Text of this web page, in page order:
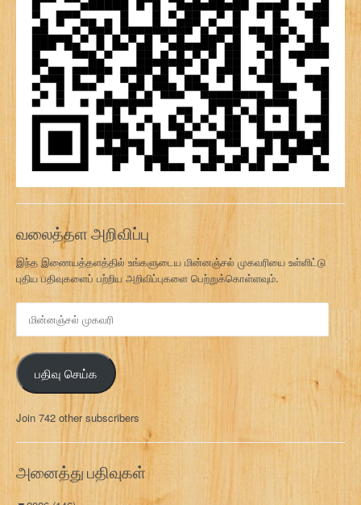
வலைத்தள அறிவிப்பு
இந்த இணையத்தளத்தில் உங்களுடைய மின்னஞ்சல் முகவரியை உள்ளிட்டு
புதிய பதிவுகளைப் பற்றிய அறிவிப்புகளை பெற்றுக்கொள்ளவும்.
ஞ்
ச
ல்
க
வ
பதிவு செய்க
Join 742 other subscribers
அனைத்து பதிவுகள்